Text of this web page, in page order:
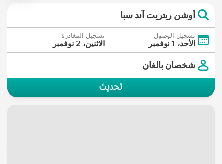
أوشن ريتريت آند سبا
تسجيل الوصول
الأحد، 1 نوفمبر
تسجيل المغادرة
الاثنين، 2 نوفمبر
شخصان بالغان
تحديث